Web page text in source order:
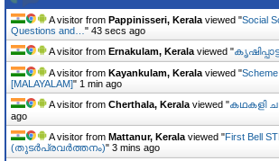
A visitor from Pappinisseri, Kerala viewed "Social
Questions and… " 43 secs ago
A visitor from Ernakulam, Kerala viewed "
A visitor from Kayankulam, Kerala viewed "
[MALAYALAM]" 1 min ago
A visitor from Cherthala, Kerala viewed "കഥകളി
ago
A visitor from Mattanur, Kerala viewed "First Bell
(തുടർപ്രവർത്തനം)" 3 mins ago